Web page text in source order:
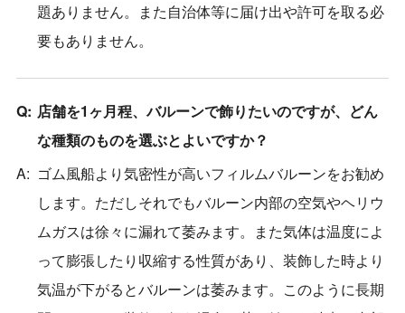
題ありません。また自治体等に届け出や許可を取る必
要もありません。
店舗を1ヶ月程、バルーンで飾りたいのですが、どん
な種類のものを選ぶとよいですか？
ゴム風船より気密性が高いフィルムバルーンをお勧め
します。ただしそれでもバルーン内部の空気やヘリウ
ムガスは徐々に漏れて萎みます。また気体は温度によ
って膨張したり収縮する性質があり、装飾した時より
気温が下がるとバルーンは萎みます。このように長期